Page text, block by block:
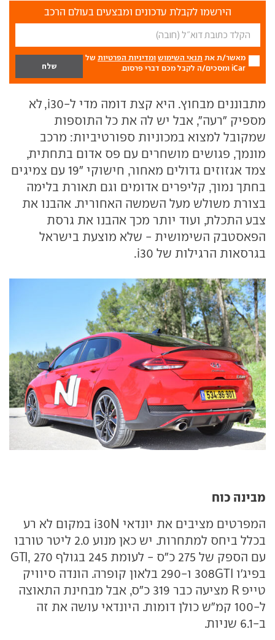
הירשמו לקבלת עדכונים ומבצעים בעולם הרכב
מאשר/ת את תנאי השימוש ומדיניות הפרטיות של
iCar ומסכים/ה לקבל מכם דברי פרסום.
מתבוננים מבחוץ. היא קצת דומה מדי ל-i30, לא
מספיק "רעה", אבל יש לה את כל התוספות
שמקובל למצוא במכוניות ספורטיביות: מרכב
מונמך, פגושים מושחרים עם פס אדום בתחתית,
צמד אגזוזים גדולים מאחור, חישוקי "19 עם צמיגים
בחתך נמוך, קליפרים אדומים וגם תאורת בלימה
בצורת משולש מעל השמשה האחורית. אהבנו את
צבע התכלת, ועוד יותר מכך אהבנו את גרסת
הפאסטבק השימושית - שלא מוצעת בישראל
בגרסאות הרגילות של i30.
מבינה כוח
המפרטים מציבים את יונדאי i30N במקום לא רע
בכלל ביחס למתחרות. יש כאן מנוע 2.0 ליטר טורבו
עם הספק של 275 כ"ס - לעומת 245 בגולף GTI, 270
בפיג'ו 308GTI ו-290 בלאון קופרה. הונדה סיוויק
טייפ R מציעה כבר 319 כ"ס, אבל מבחינת התאוצה
ל-100 קמ"ש כולן דומות. היונדאי עושה את זה
ב-6.1 שניות.